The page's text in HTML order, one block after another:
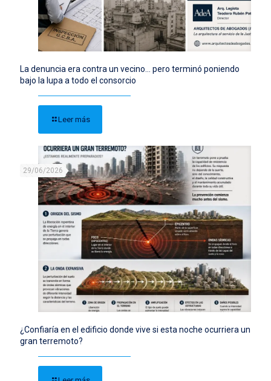
La denuncia era contra un vecino… pero terminó poniendo
bajo la lupa a todo el consorcio
Leer más
29/06/2026
¿Confiaría en el edificio donde vive si esta noche ocurriera un
gran terremoto?